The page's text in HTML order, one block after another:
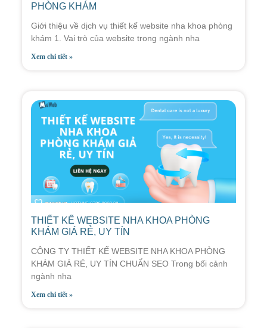
PHÒNG KHÁM
Giới thiệu về dịch vụ thiết kế website nha khoa phòng
khám 1. Vai trò của website trong ngành nha
Xem chi tiết »
THIẾT KẾ WEBSITE NHA KHOA PHÒNG
KHÁM GIÁ RẺ, UY TÍN
CÔNG TY THIẾT KẾ WEBSITE NHA KHOA PHÒNG
KHÁM GIÁ RẺ, UY TÍN CHUẨN SEO Trong bối cảnh
ngành nha
Xem chi tiết »